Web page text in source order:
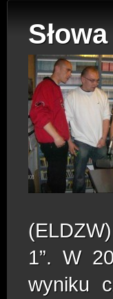
1”. W
wyniku